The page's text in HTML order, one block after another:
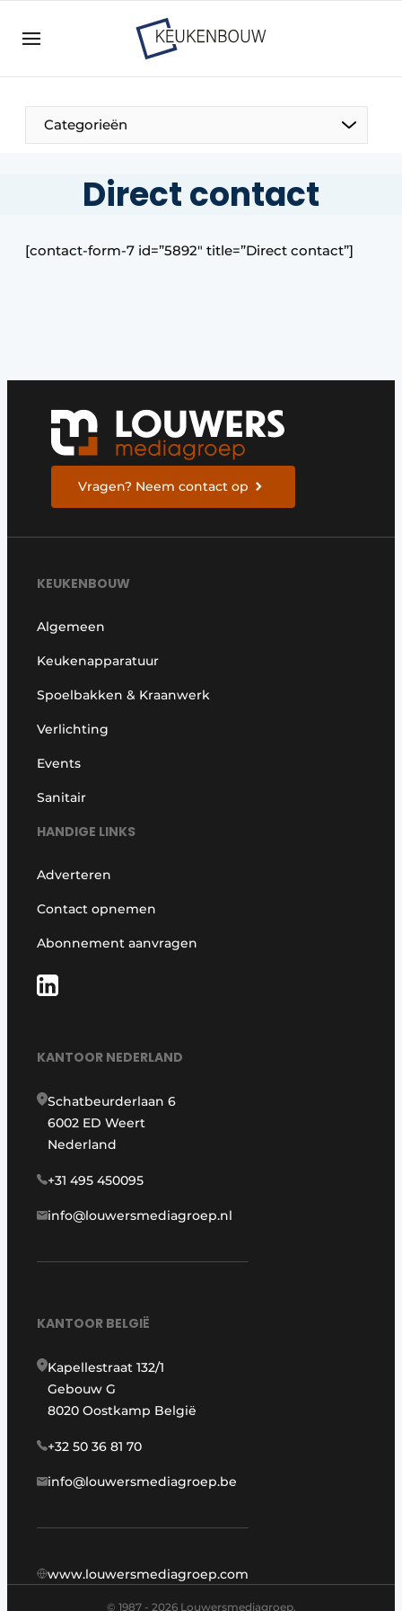
Bedrijven
Bedrijven
Contact
Direct contact
Podcasts
Privacy / Cookie statement
Vacature aanmelden
Categorieën
Direct contact
[contact-form-7 id=”5892″ title=”Direct contact”]
Vragen? Neem contact op
KEUKENBOUW
Algemeen
Keukenapparatuur
Spoelbakken & Kraanwerk
Verlichting
Events
Sanitair
HANDIGE LINKS
Adverteren
Contact opnemen
Abonnement aanvragen
KANTOOR NEDERLAND
Schatbeurderlaan 6
6002 ED Weert
Nederland
+31 495 450095
info@louwersmediagroep.nl
KANTOOR BELGIË
Kapellestraat 132/1
Gebouw G
8020 Oostkamp België
+32 50 36 81 70
info@louwersmediagroep.be
www.louwersmediagroep.com
© 1987 - 2026 Louwersmediagroep.